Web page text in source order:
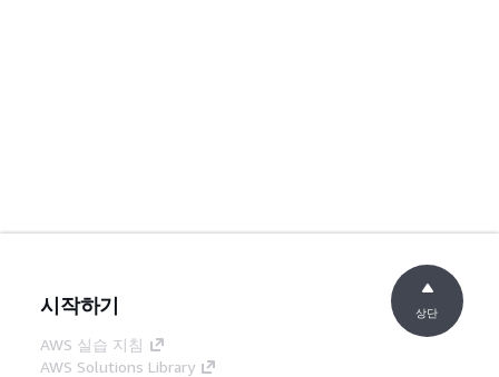
시작하기
AWS 실습 지침
AWS Solutions Library
상단